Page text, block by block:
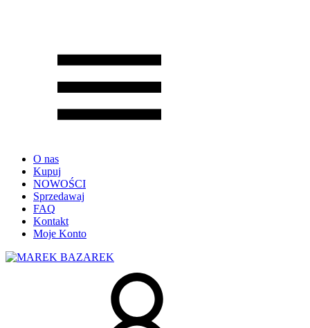
O nas
Kupuj
NOWOŚCI
Sprzedawaj
FAQ
Kontakt
Moje Konto